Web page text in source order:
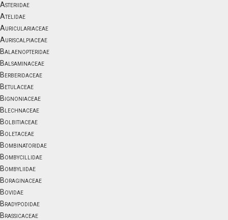
Asteriidae
Atelidae
Auriculariaceae
Auriscalpiaceae
Balaenopteridae
Balsaminaceae
Berberidaceae
Betulaceae
Bignoniaceae
Blechnaceae
Bolbitiaceae
Boletaceae
Bombinatoridae
Bombycillidae
Bombyliidae
Boraginaceae
Bovidae
Bradypodidae
Brassicaceae